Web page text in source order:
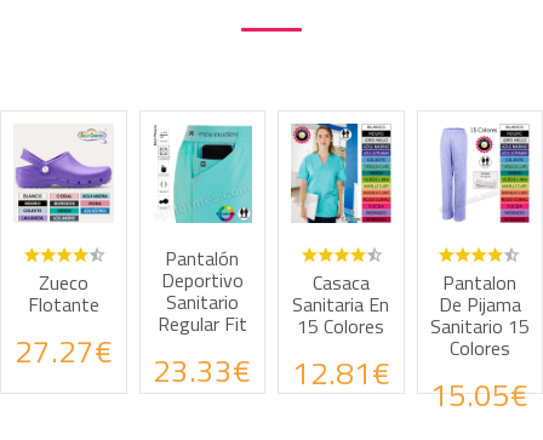
Pantalón
Deportivo
Sanitario
23.33€
Casaca
Sanitaria En
15 Colores
12.81€
Pantalon
De Pijama
Sanitario 15
15.05€
Blusa
Sanitaria
Unisex
Alegría -